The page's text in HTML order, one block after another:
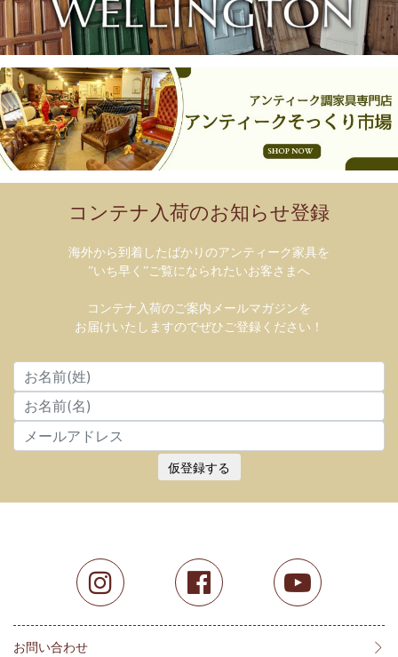
コンテナ入荷のお知らせ登録
海外から到着したばかりのアンティーク家具を
”いち早く”ご覧になられたいお客さまへ
コンテナ入荷のご案内メールマガジンを
お届けいたしますのでぜひご登録ください！
仮登録する
お問い合わせ